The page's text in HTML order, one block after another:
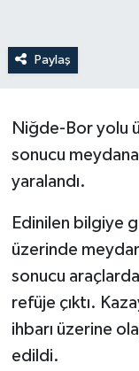
Paylaş
Niğde-Bor yolu
sonucu
yaralandı.
Edinilen bilgiye
üzerinde
sonucu
refüje çıktı.
ihbarı üzerine
edildi.